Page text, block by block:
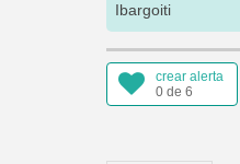
Ibargoiti
crear alerta
0 de 6